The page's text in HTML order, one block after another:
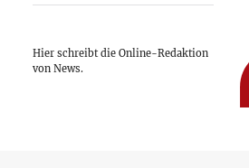
Hier schreibt die Online-Redaktion
von News.